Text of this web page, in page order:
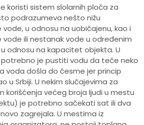
koristi sistem slolarnih ploča za
podrazumeva nešto nižu
u odnosu na uobičajenu, kao i
ili nestanak vode u određenim
odnosu na kapacitet objekta. U
je pustiti vodu da teče neko
voda došla do česme jer princip
u Srbiji. U nekim slučajevima za
korišćenja većeg broja ljudi u mestu
je potrebno sačekati sat ili dva
zagrejala. U mestima iz